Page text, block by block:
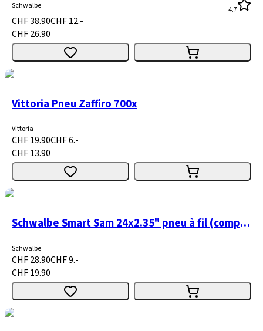
Schwalbe 4.7
CHF 38.90CHF 12.-
CHF 26.90
Vittoria Pneu Zaffiro 700x
Vittoria
CHF 19.90CHF 6.-
CHF 13.90
Schwalbe Smart Sam 24x2.35" pneu à fil (compatible E-Bike)
Schwalbe
CHF 28.90CHF 9.-
CHF 19.90